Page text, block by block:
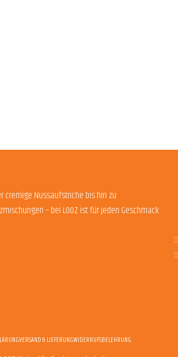
cremige Nussaufstriche bis hin zu
– bei LOOZ ist für jeden Geschmack
VERSAND & LIEFERUNGWIDERRUFSBELEHRUNG